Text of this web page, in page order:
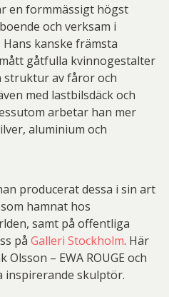
en formmässigt högst
och verksam i
kanske främsta
gåtfulla kvinnogestalter
struktur av fåror och
med lastbilsdäck och
arbetar han mer
aluminium och
producerat dessa i sin art
hamnat hos
samt på offentliga
på Galleri Stockholm. Här
– EWA ROUGE och
inspirerande skulptör.